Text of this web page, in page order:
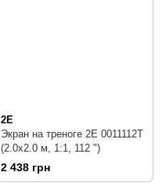
2E
Экран на треноге 2E 0011112T
(2.0x2.0 м, 1:1, 112 ")
2 438 грн